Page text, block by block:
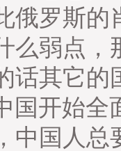
俄罗斯
么弱点
话其它的
开始全
中国人